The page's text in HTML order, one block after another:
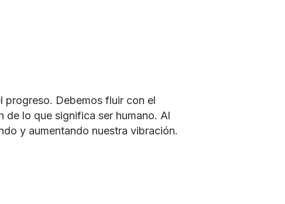
progreso. Debemos fluir con el
de lo que significa ser humano. Al
y aumentando nuestra vibración.